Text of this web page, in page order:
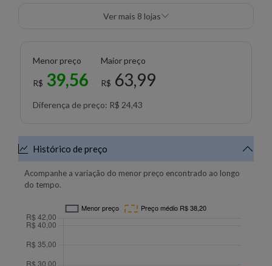
Ver mais 8 lojas
Menor preço
R$ 39,56
Maior preço
R$ 63,99
Diferença de preço: R$ 24,43
Histórico de preço
Acompanhe a variação do menor preço encontrado ao longo
do tempo.